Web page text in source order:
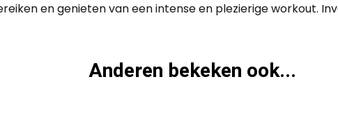
en genieten van een intense en plezierige workout.
Anderen bekeken ook...